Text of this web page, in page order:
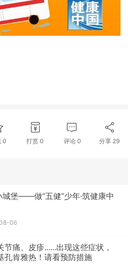
0 打赏 0 评论 0 分享 29
城堡——做“五健”少年·筑健康中
06
节痛、皮疹......出现这些症状，
孔肯雅热！请看预防措施